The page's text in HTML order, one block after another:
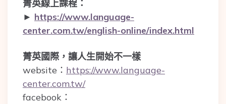
菁英線上課程：
► https://www.language-
center.com.tw/english-online/index.html
菁英國際，讓人生開始不一樣
website： https://www.language-
center.com.tw/
facebook：